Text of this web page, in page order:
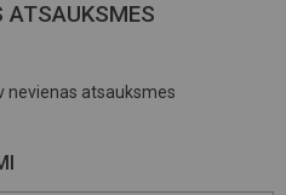
ATSAUKSMES
nevienas atsauksmes